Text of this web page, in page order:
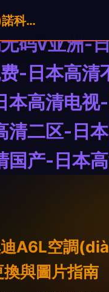
色视频
码v亚洲-
-日本高清
本高清电视
清二区-日
国产-日本
北京承優(yōu)諾科技有限公司
A6L空調
與圖片指南